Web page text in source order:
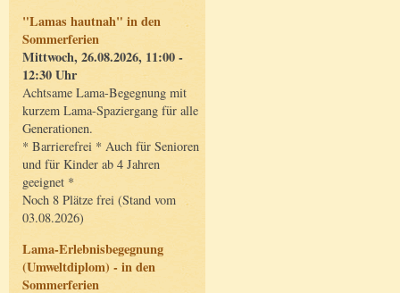
"Lamas hautnah" in den
Sommerferien
Mittwoch, 26.08.2026, 11:00 -
12:30 Uhr
Achtsame Lama-Begegnung mit
kurzem Lama-Spaziergang für alle
Generationen.
* Barrierefrei * Auch für Senioren
und für Kinder ab 4 Jahren
geeignet *
Noch 8 Plätze frei (Stand vom
03.08.2026)
Lama-Erlebnisbegegnung
(Umweltdiplom) - in den
Sommerferien